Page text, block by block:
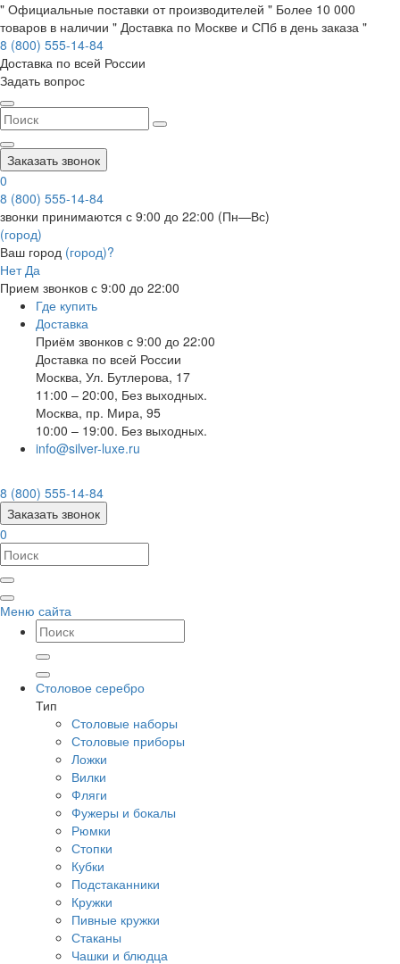
" Официальные поставки от производителей " Более 10 000
товаров в наличии " Доставка по Москве и СПб в день заказа "
8 (800) 555-14-84
Доставка по всей России
Задать вопрос
Заказать звонок
0
8 (800) 555-14-84
звонки принимаются с 9:00 до 22:00 (Пн—Вс)
(город)
Ваш город (город)?
Нет Да
Прием звонков с 9:00 до 22:00
Где купить
Доставка
Приём звонков с 9:00 до 22:00
Доставка по всей России
Москва, Ул. Бутлерова, 17
11:00 – 20:00, Без выходных.
Москва, пр. Мира, 95
10:00 – 19:00. Без выходных.
info@silver-luxe.ru
8 (800) 555-14-84
Заказать звонок
0
Меню сайта
Столовое серебро
Тип
Столовые наборы
Столовые приборы
Ложки
Вилки
Фляги
Фужеры и бокалы
Рюмки
Стопки
Кубки
Подстаканники
Кружки
Пивные кружки
Стаканы
Чашки и блюдца